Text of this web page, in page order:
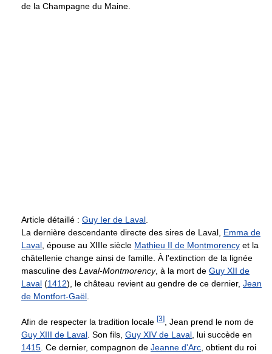
de la Champagne du Maine.
Article détaillé : Guy Ier de Laval
La dernière descendante directe des sires de Laval, Emma de
Laval , épouse au XIIIe siècle Mathieu II de Montmorency et la
châtellenie change ainsi de famille. À l'extinction de la lignée
masculine des Laval-Montmorency, à la mort de Guy XII de
Laval (1412), le château revient au gendre de ce dernier, Jean
de Montfort-Gaël
Afin de respecter la tradition locale [3]
, Jean prend le nom de
Guy XIII de Laval . Son fils, Guy XIV de Laval , lui succède en
1415 . Ce dernier, compagnon de Jeanne d'Arc , obtient du roi